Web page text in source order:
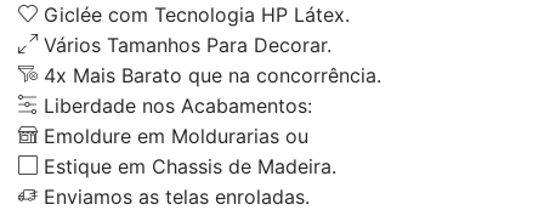
Giclée com Tecnologia HP Látex.
Vários Tamanhos Para Decorar.
4x Mais Barato que na concorrência.
Liberdade nos Acabamentos:
Emoldure em Moldurarias ou
Estique em Chassis de Madeira.
Enviamos as telas enroladas.